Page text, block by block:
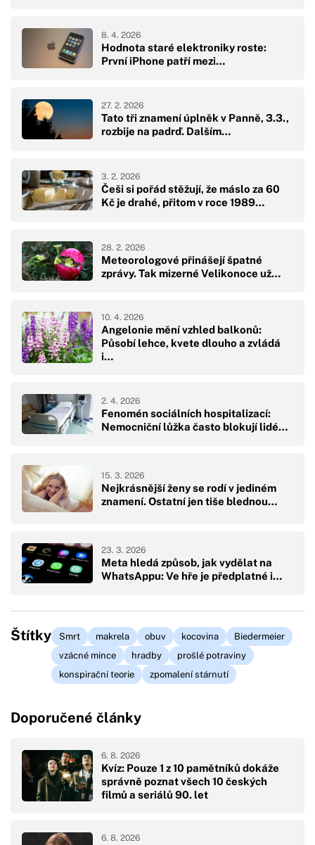
Hodnota staré elektroniky roste:
První iPhone patří mezi…
8. 4. 2026
Tato tři znamení úplněk v Panně, 3.3.,
rozbije na padrď. Dalším…
27. 2. 2026
Češi si pořád stěžují, že máslo za 60
Kč je drahé, přitom v roce 1989…
3. 2. 2026
Meteorologové přinášejí špatné
zprávy. Tak mizerné Velikonoce už…
28. 2. 2026
Angelonie mění vzhled balkonů:
Působí lehce, kvete dlouho a zvládá
i…
10. 4. 2026
Fenomén sociálních hospitalizací:
Nemocniční lůžka často blokují lidé…
2. 4. 2026
Nejkrásnější ženy se rodí v jediném
znamení. Ostatní jen tiše blednou…
15. 3. 2026
Meta hledá způsob, jak vydělat na
WhatsAppu: Ve hře je předplatné i…
23. 3. 2026
Štítky Smrt makrela obuv kocovina
Biedermeier
vzácné mince
hradby
prošlé potraviny
konspirační teorie
zpomalení stárnutí
Doporučené články
Kvíz: Pouze 1 z 10 pamětníků dokáže
správně poznat všech 10 českých
filmů a seriálů 90. let
6. 8. 2026
6. 8. 2026